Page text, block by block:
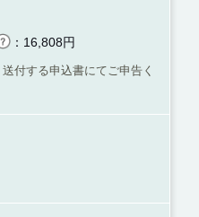
：16,808円
付する申込書にてご申告く